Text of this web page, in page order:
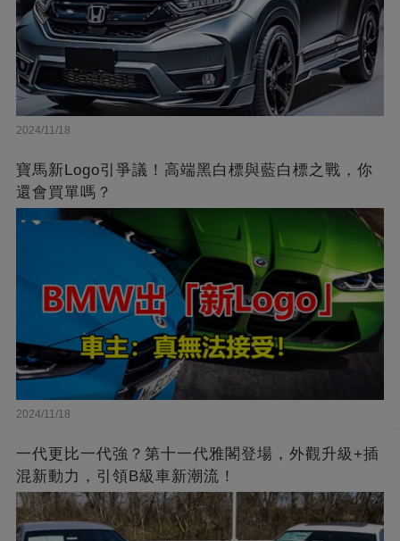
2024/11/18
寶馬新Logo引爭議！高端黑白標與藍白標之戰，你
還會買單嗎？
2024/11/18
一代更比一代強？第十一代雅閣登場，外觀升級+插
混新動力，引領B級車新潮流！